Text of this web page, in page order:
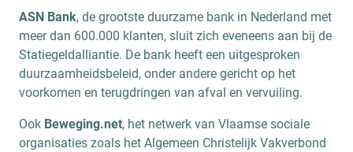
ASN Bank, de grootste duurzame bank in Nederland met
meer dan 600.000 klanten, sluit zich eveneens aan bij de
Statiegeldalliantie. De bank heeft een uitgesproken
duurzaamheidsbeleid, onder andere gericht op het
voorkomen en terugdringen van afval en vervuiling.
Ook Beweging.net, het netwerk van Vlaamse sociale
organisaties zoals het Algemeen Christelijk Vakverbond